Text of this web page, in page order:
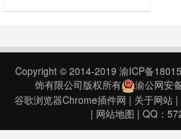
掘向用户提供作业、通知、文件、讨
受。Learn Helper清华大学网络学堂
助手……
Copyright © 2014-2019 渝ICP备
饰有限公司版权所有
渝公网安
谷歌浏览器Chrome插件网 | 关于网站|
| 网站地图 | QQ：